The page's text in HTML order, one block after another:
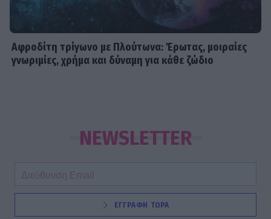
Αφροδίτη τρίγωνο με Πλούτωνα: Έρωτας, μοιραίες
γνωριμίες, χρήμα και δύναμη για κάθε ζώδιο
NEWSLETTER
ΕΓΓΡΑΦΗ ΤΩΡΑ